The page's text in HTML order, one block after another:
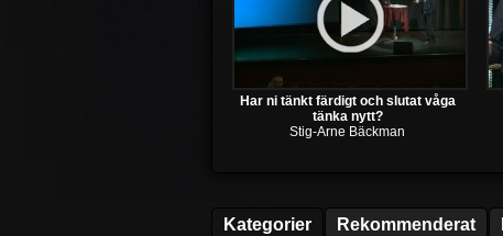
Har ni tänkt färdigt och slutat våga
tänka nytt?
Stig-Arne Bäckman
Kategorier Rekommenderat